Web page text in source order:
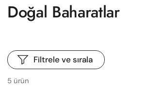
Doğal Baharatlar
5 ürün
Filtrele ve sırala